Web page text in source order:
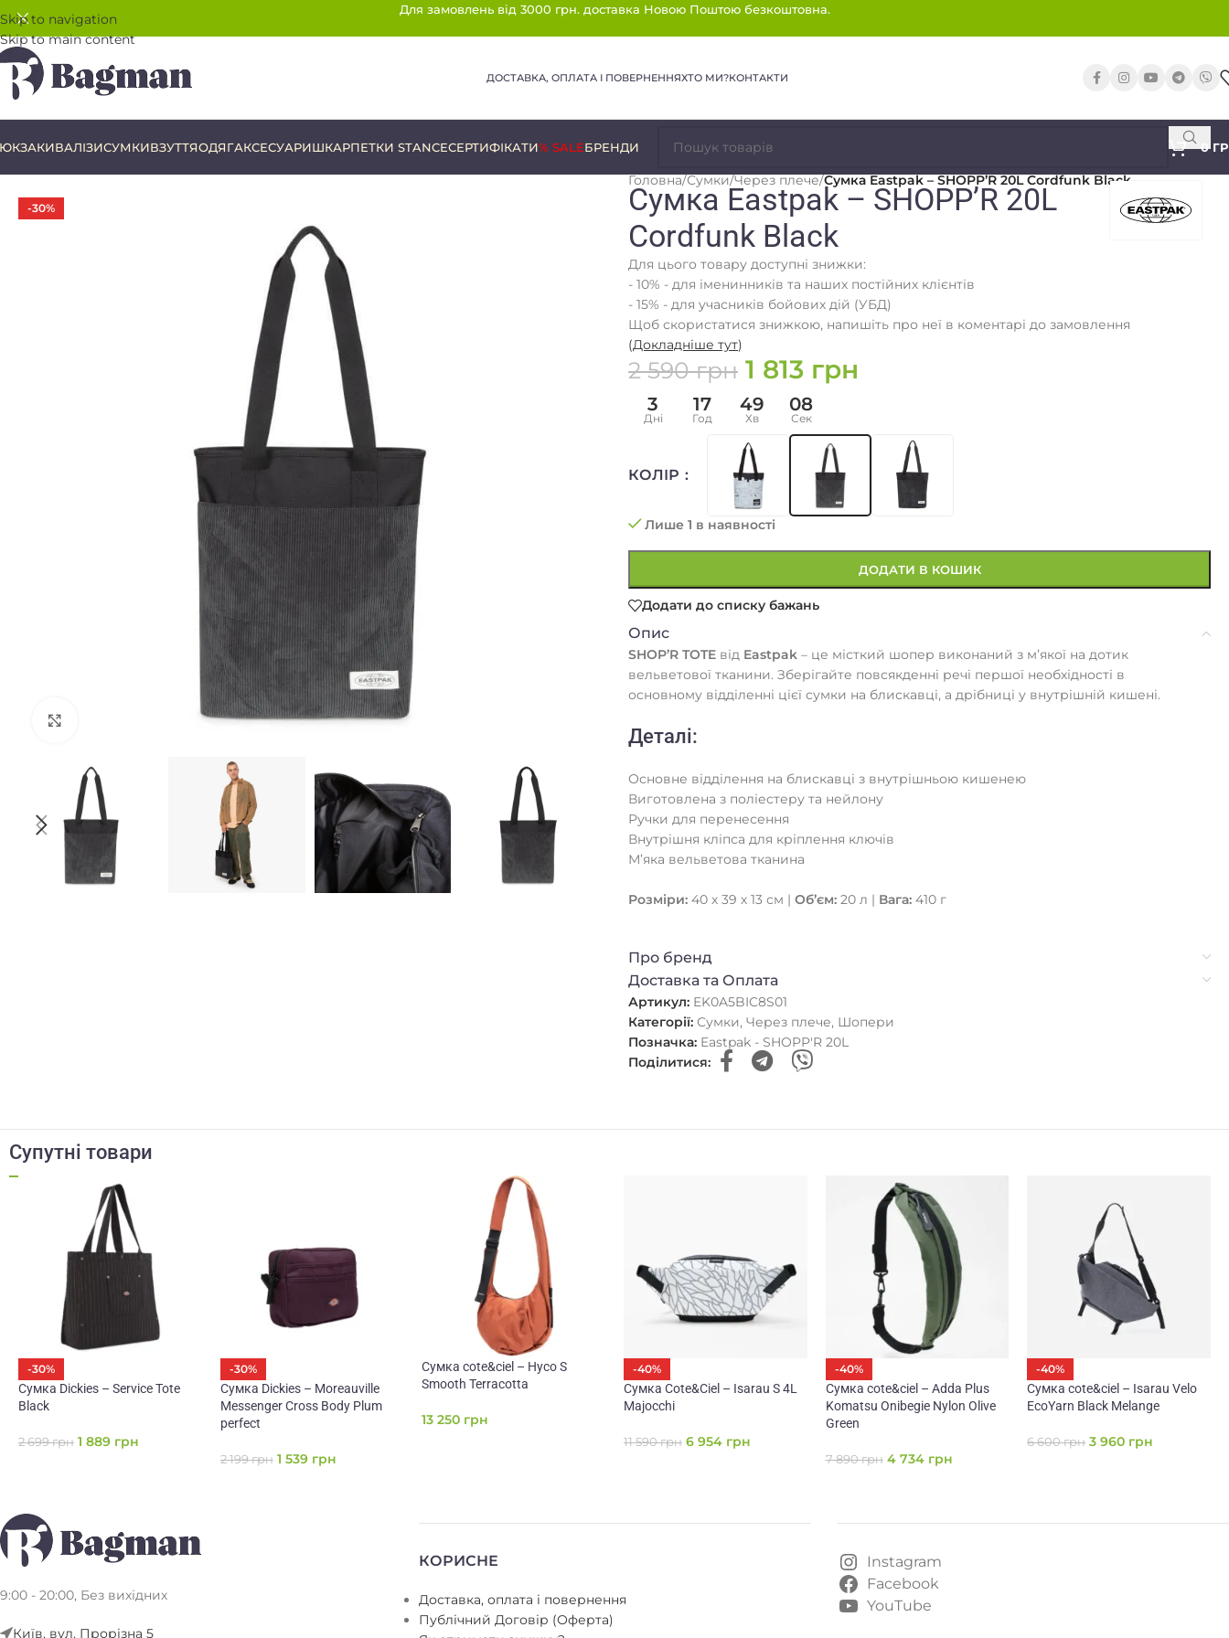
Skip to navigation
Skip to main content
Для замовлень від 3000 грн. доставка Новою Поштою безкоштовна.
ДОСТАВКА, ОПЛАТА І ПОВЕРНЕННЯХТО МИ?КОНТАКТИ
ВАЛІЗИСУМКИВЗУТТЯОДЯГАКСЕСУАРИШКАРПЕТКИ STANCEСЕРТИФІКАТИ% SALEБРЕНДИ 0
-30%
Клацніть, щоб збільшити
Головна/Сумки/Через плече/Сумка Eastpak – SHOPP’R 20L Cordfunk Black
Сумка Eastpak – SHOPP’R 20L
Cordfunk Black
Для цього товару доступні знижки:
- 10% - для іменинників та наших постійних клієнтів
- 15% - для учасників бойових дій (УБД)
Щоб скористатися знижкою, напишіть про неї в коментарі до замовлення
(Докладніше тут)
2 590грн 1 813 грн
3
Дні
17
Год
49
Хв
08
Сек
КОЛІР
Лише 1 в наявності
ДОДАТИ В КОШИК
Додати до списку бажань
Опис
SHOP’R TOTE від Eastpak – це місткий шопер виконаний з м’якої на дотик
вельветової тканини. Зберігайте повсякденні речі першої необхідності в
основному відділенні цієї сумки на блискавці, а дрібниці у внутрішній кишені.
Деталі:
Основне відділення на блискавці з внутрішньою кишенею
Виготовлена з поліестеру та нейлону
Ручки для перенесення
Внутрішня кліпса для кріплення ключів
М’яка вельветова тканина
Розміри: 40 х 39 х 13 см | Об’єм: 20 л | Вага: 410 г
Про бренд
Доставка та Оплата
Артикул: EK0A5BIC8S01
Категорії: Сумки, Через плече, Шопери
Позначка: Eastpak - SHOPP'R 20L
Поділитися:
Супутні товари
-30%
Сумка Dickies – Service Tote
Black
2 699грн 1 889 грн
-30%
Сумка Dickies – Moreauville
Messenger Cross Body Plum
perfect
2 199грн 1 539 грн
Сумка cote&ciel – Hyco S
Smooth Terracotta
13 250 грн
-40%
Сумка Cote&Ciel – Isarau S 4L
Majocchi
11 590грн 6 954 грн
-40%
Сумка cote&ciel – Adda Plus
Komatsu Onibegie Nylon Olive
Green
7 890грн 4 734 грн
-40%
Сумка cote&ciel – Isarau Velo
EcoYarn Black Melange
6 600грн 3 960 грн
9:00 - 20:00, Без вихідних
Київ, вул. Прорізна 5
КОРИСНЕ
Доставка, оплата і повернення
Публічний Договір (Оферта)
Instagram
Facebook
YouTube